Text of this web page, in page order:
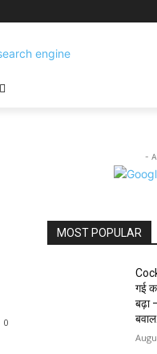
0
-
MOST POPULAR
गई
बढ़ा
बवाल...